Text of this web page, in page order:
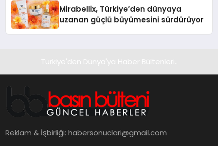
Mirabellix, Türkiye’den dünyaya
uzanan güçlü büyümesini sürdürüyor
Türkiye'den Dünya'ya Haber Bültenleri..
Reklam & İşbirliği:habersonuclari@gmail.com